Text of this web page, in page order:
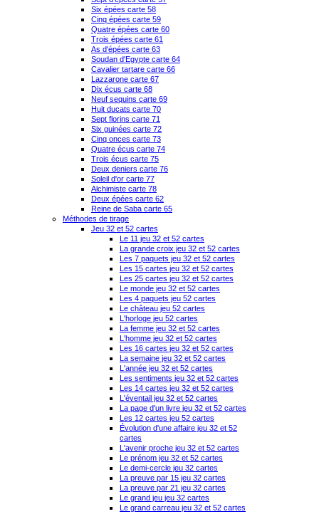
Six épées carte 58
Cinq épées carte 59
Quatre épées carte 60
Trois épées carte 61
As d'épées carte 63
Soudan d'Egypte carte 64
Cavalier tartare carte 66
Lazzarone carte 67
Dix écus carte 68
Neuf sequins carte 69
Huit ducats carte 70
Sept florins carte 71
Six guinées carte 72
Cinq onces carte 73
Quatre écus carte 74
Trois écus carte 75
Deux deniers carte 76
Soleil d'or carte 77
Alchimiste carte 78
Deux épées carte 62
Reine de Saba carte 65
Méthodes de tirage
Jeu 32 et 52 cartes
Le 11 jeu 32 et 52 cartes
La grande croix jeu 32 et 52 cartes
Les 7 paquets jeu 32 et 52 cartes
Les 15 cartes jeu 32 et 52 cartes
Les 25 cartes jeu 32 et 52 cartes
Le monde jeu 32 et 52 cartes
Les 4 paquets jeu 52 cartes
Le château jeu 52 cartes
L'horloge jeu 52 cartes
La femme jeu 32 et 52 cartes
L'homme jeu 32 et 52 cartes
Les 16 cartes jeu 32 et 52 cartes
La semaine jeu 32 et 52 cartes
L'année jeu 32 et 52 cartes
Les sentiments jeu 32 et 52 cartes
Les 14 cartes jeu 32 et 52 cartes
L'éventail jeu 32 et 52 cartes
La page d'un livre jeu 32 et 52 cartes
Les 12 cartes jeu 52 cartes
Évolution d'une affaire jeu 32 et 52
cartes
L'avenir proche jeu 32 et 52 cartes
Le prénom jeu 32 et 52 cartes
Le demi-cercle jeu 32 cartes
La preuve par 15 jeu 32 cartes
La preuve par 21 jeu 32 cartes
Le grand jeu jeu 32 cartes
Le grand carreau jeu 32 et 52 cartes